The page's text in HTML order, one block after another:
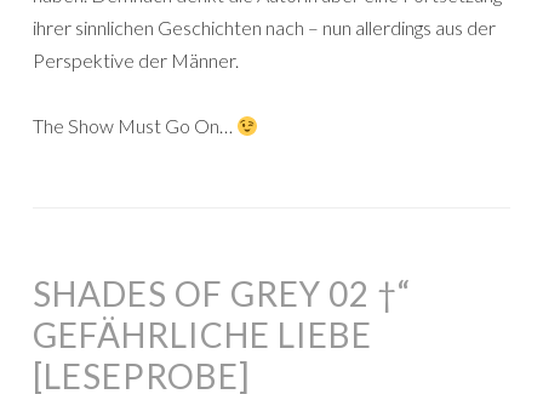
ihrer sinnlichen Geschichten nach – nun allerdings aus der
Perspektive der Männer.
The Show Must Go On…
SHADES OF GREY 02 †“
GEFÄHRLICHE LIEBE
[LESEPROBE]